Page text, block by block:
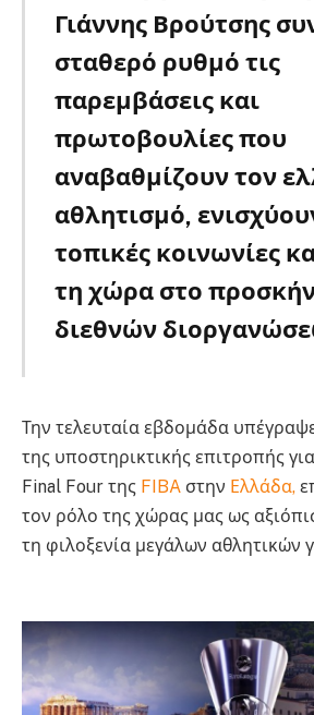
Γιάννης Βρούτσης
σταθερό ρυθμό τις
παρεμβάσεις και
πρωτοβουλίες που
αναβαθμίζουν τον
αθλητισμό,
τοπικές κοινωνίες
τη χώρα στο
διεθνών
Την τελευταία εβδομάδα
της υποστηρικτικής επιτροπής
Final Four της FIBA στην Ελλάδα,
τον ρόλο της χώρας μας ως
τη φιλοξενία μεγάλων αθλητικών